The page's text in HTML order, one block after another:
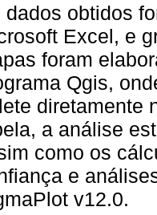
dados obtidos
Excel, e
foram
Qgis,
diretamente
a análise
como os
e
v12.0.